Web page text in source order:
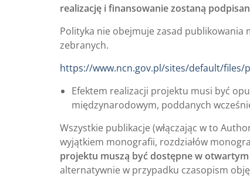
realizację i finansowanie zostaną
Polityka nie obejmuje zasad
zebranych.
https://www.ncn.gov.pl/sites/default/files/
Efektem realizacji projektu musi być
międzynarodowym, poddanych
Wszystkie publikacje (włączając w to
wyjątkiem monografii, rozdziałów
projektu muszą być dostępne w otwartym
alternatywnie w przypadku czasopism